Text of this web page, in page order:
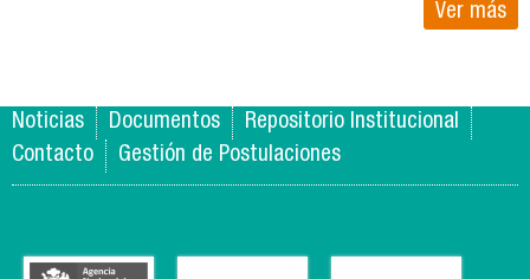
Ver más
Noticias Documentos
Repositorio Institucional
Contacto
Gestión de Postulaciones